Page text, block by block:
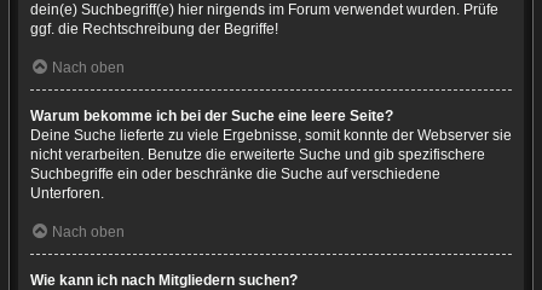
dein(e) Suchbegriff(e) hier nirgends im Forum verwendet wurden. Prüfe
ggf. die Rechtschreibung der Begriffe!
Nach oben
Warum bekomme ich bei der Suche eine leere Seite?
Deine Suche lieferte zu viele Ergebnisse, somit konnte der Webserver sie
nicht verarbeiten. Benutze die erweiterte Suche und gib spezifischere
Suchbegriffe ein oder beschränke die Suche auf verschiedene
Unterforen.
Nach oben
Wie kann ich nach Mitgliedern suchen?